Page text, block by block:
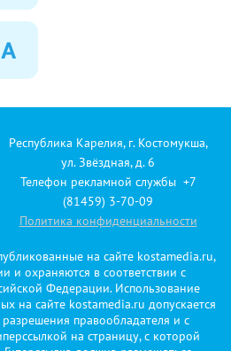
Республика Карелия, г. Костомукша,
ул. Звёздная, д. 6
Телефон рекламной службы +7
(81459) 3-70-09
Политика конфиденциальности
на сайте kostamedia.ru,
и охраняются в соответствии с
Федерации. Использование
на сайте kostamedia.ru допускается
правообладателя и с
на страницу, с которой